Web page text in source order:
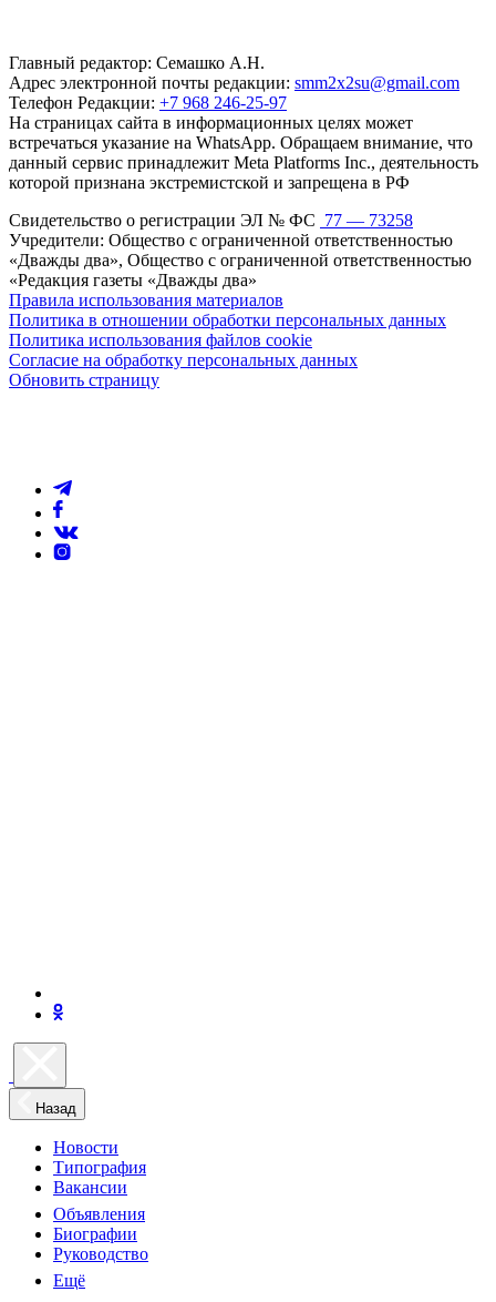
Главный редактор: Семашко А.Н.
Адрес электронной почты редакции: smm2x2su@gmail.com
Телефон Редакции: +7 968 246-25-97
На страницах сайта в информационных целях может
встречаться указание на WhatsApp. Обращаем внимание, что
данный сервис принадлежит Meta Platforms Inc., деятельность
которой признана экстремистской и запрещена в РФ
Свидетельство о регистрации ЭЛ № ФС 77 — 73258
Учредители: Общество с ограниченной ответственностью
«Дважды два», Общество с ограниченной ответственностью
«Редакция газеты «Дважды два»
Правила использования материалов
Политика в отношении обработки персональных данных
Политика использования файлов cookie
Согласие на обработку персональных данных
Обновить страницу
Назад
Новости
Типография
Вакансии
Объявления
Биографии
Руководство
Ещё